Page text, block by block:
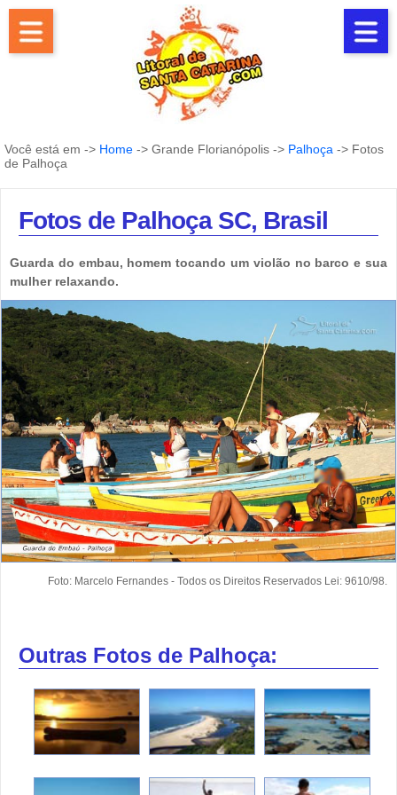
Você está em -> Home -> Grande Florianópolis -> Palhoça -> Fotos
de Palhoça
Fotos de Palhoça SC, Brasil
Guarda do embau, homem tocando um violão no barco e sua
mulher relaxando.
Foto: Marcelo Fernandes - Todos os Direitos Reservados Lei: 9610/98.
Outras Fotos de Palhoça: